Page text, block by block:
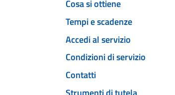
Cosa si ottiene
Tempi e scadenze
Accedi al servizio
Condizioni di servizio
Contatti